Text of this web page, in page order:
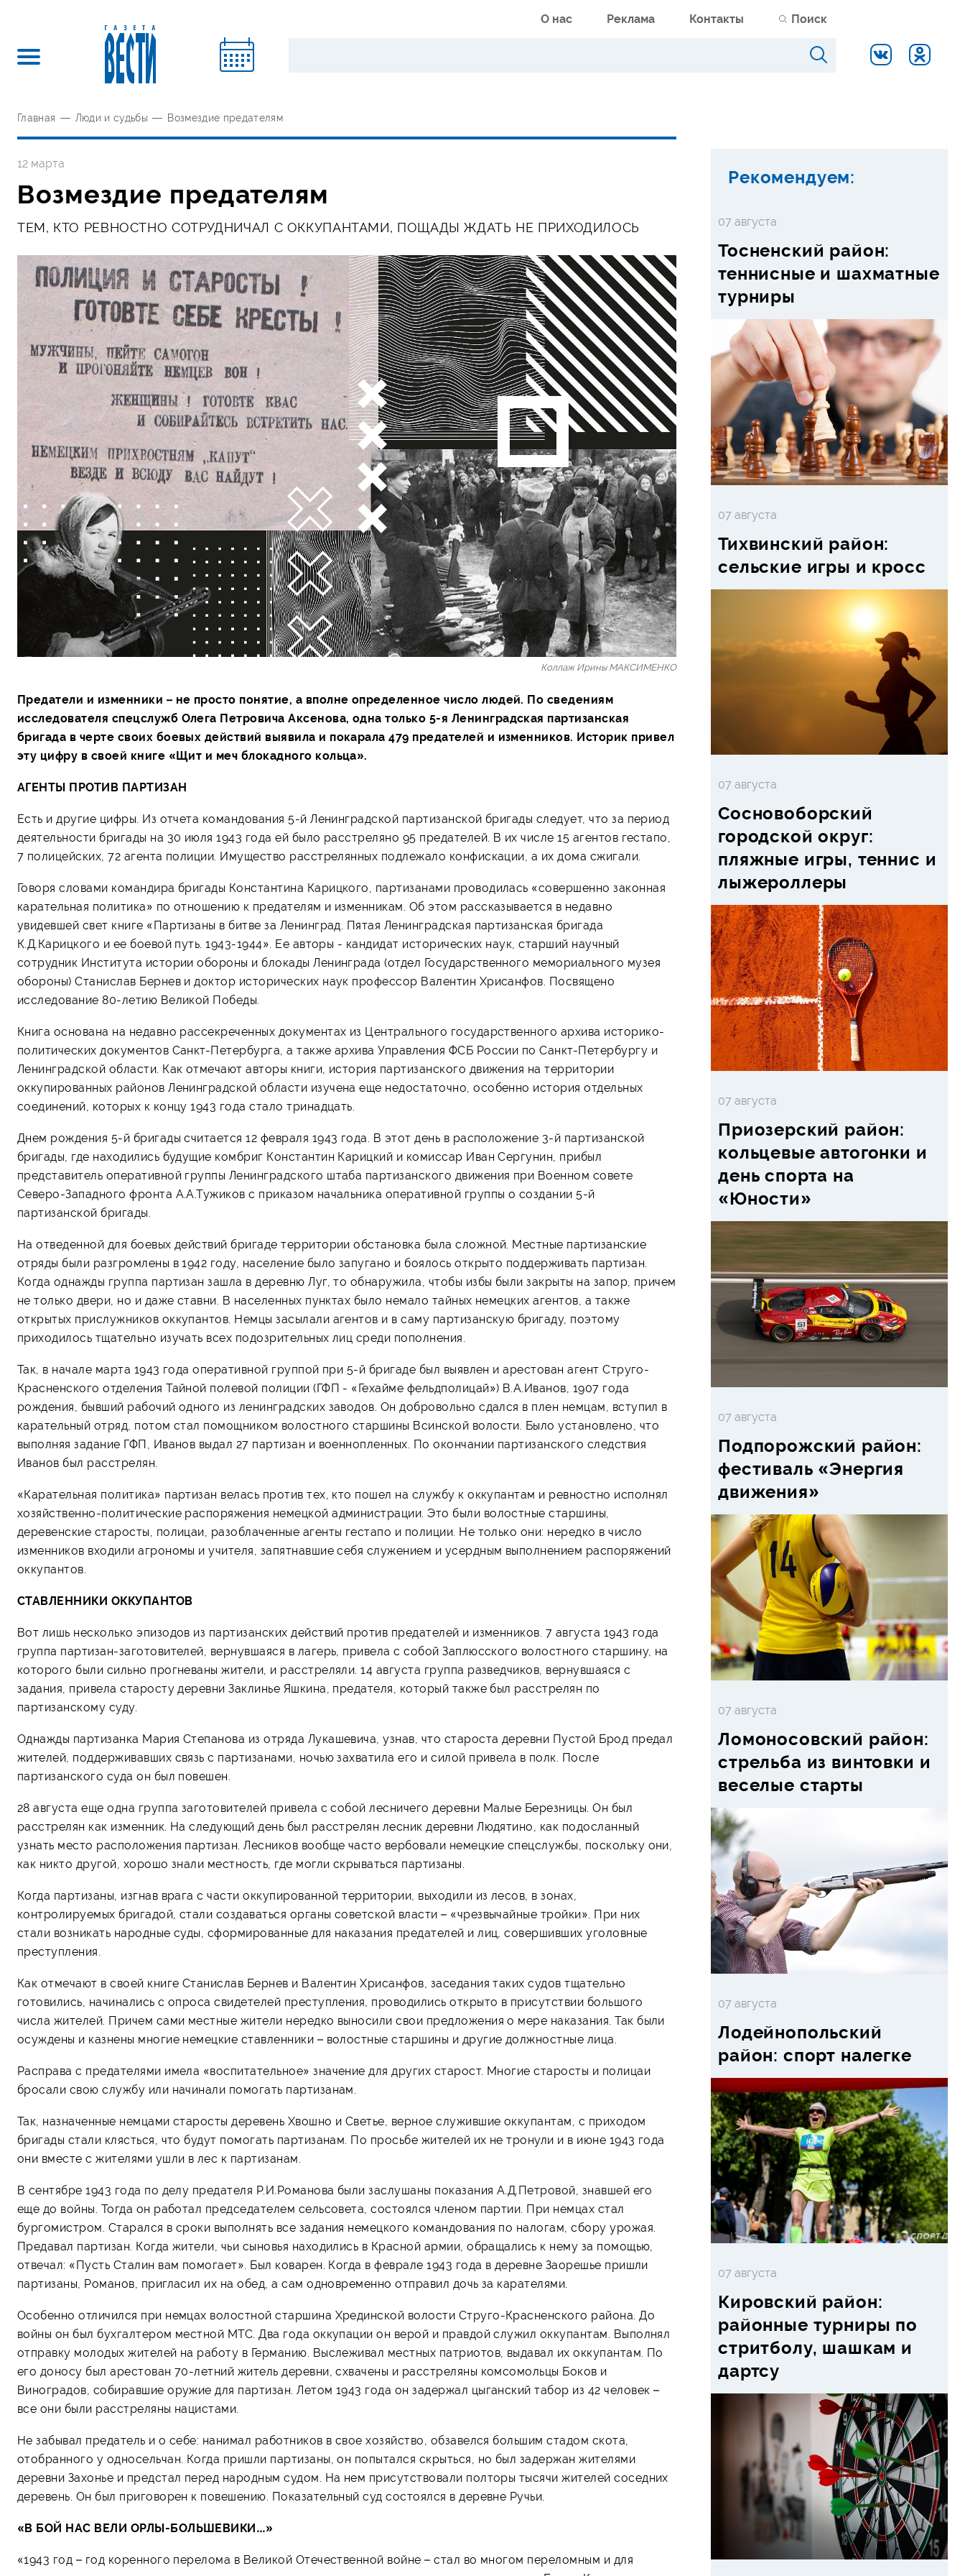
О нас Реклама Контакты Поиск
Главная — Люди и судьбы — Возмездие предателям
12 марта
Возмездие предателям
ТЕМ, КТО РЕВНОСТНО СОТРУДНИЧАЛ С ОККУПАНТАМИ, ПОЩАДЫ ЖДАТЬ НЕ ПРИХОДИЛОСЬ
Коллаж Ирины МАКСИМЕНКО
Предатели и изменники – не просто понятие, а вполне определенное число людей. По сведениям
исследователя спецслужб Олега Петровича Аксенова, одна только 5-я Ленинградская партизанская
бригада в черте своих боевых действий выявила и покарала 479 предателей и изменников. Историк привел
эту цифру в своей книге «Щит и меч блокадного кольца».
АГЕНТЫ ПРОТИВ ПАРТИЗАН
Есть и другие цифры. Из отчета командования 5-й Ленинградской партизанской бригады следует, что за период
деятельности бригады на 30 июля 1943 года ей было расстреляно 95 предателей. В их числе 15 агентов гестапо,
7 полицейских, 72 агента полиции. Имущество расстрелянных подлежало конфискации, а их дома сжигали.
Говоря словами командира бригады Константина Карицкого, партизанами проводилась «совершенно законная
карательная политика» по отношению к предателям и изменникам. Об этом рассказывается в недавно
увидевшей свет книге «Партизаны в битве за Ленинград. Пятая Ленинградская партизанская бригада
К.Д.Карицкого и ее боевой путь. 1943-1944». Ее авторы - кандидат исторических наук, старший научный
сотрудник Института истории обороны и блокады Ленинграда (отдел Государственного мемориального музея
обороны) Станислав Бернев и доктор исторических наук профессор Валентин Хрисанфов. Посвящено
исследование 80-летию Великой Победы.
Книга основана на недавно рассекреченных документах из Центрального государственного архива историко-
политических документов Санкт-Петербурга, а также архива Управления ФСБ России по Санкт-Петербургу и
Ленинградской области. Как отмечают авторы книги, история партизанского движения на территории
оккупированных районов Ленинградской области изучена еще недостаточно, особенно история отдельных
соединений, которых к концу 1943 года стало тринадцать.
Днем рождения 5-й бригады считается 12 февраля 1943 года. В этот день в расположение 3-й партизанской
бригады, где находились будущие комбриг Константин Карицкий и комиссар Иван Сергунин, прибыл
представитель оперативной группы Ленинградского штаба партизанского движения при Военном совете
Северо-Западного фронта А.А.Тужиков с приказом начальника оперативной группы о создании 5-й
партизанской бригады.
На отведенной для боевых действий бригаде территории обстановка была сложной. Местные партизанские
отряды были разгромлены в 1942 году, население было запугано и боялось открыто поддерживать партизан.
Когда однажды группа партизан зашла в деревню Луг, то обнаружила, чтобы избы были закрыты на запор, причем
не только двери, но и даже ставни. В населенных пунктах было немало тайных немецких агентов, а также
открытых прислужников оккупантов. Немцы засылали агентов и в саму партизанскую бригаду, поэтому
приходилось тщательно изучать всех подозрительных лиц среди пополнения.
Так, в начале марта 1943 года оперативной группой при 5-й бригаде был выявлен и арестован агент Струго-
Красненского отделения Тайной полевой полиции (ГФП - «Гехайме фельдполицай») В.А.Иванов, 1907 года
рождения, бывший рабочий одного из ленинградских заводов. Он добровольно сдался в плен немцам, вступил в
карательный отряд, потом стал помощником волостного старшины Всинской волости. Было установлено, что
выполняя задание ГФП, Иванов выдал 27 партизан и военнопленных. По окончании партизанского следствия
Иванов был расстрелян.
«Карательная политика» партизан велась против тех, кто пошел на службу к оккупантам и ревностно исполнял
хозяйственно-политические распоряжения немецкой администрации. Это были волостные старшины,
деревенские старосты, полицаи, разоблаченные агенты гестапо и полиции. Не только они: нередко в число
изменников входили агрономы и учителя, запятнавшие себя служением и усердным выполнением распоряжений
оккупантов.
СТАВЛЕННИКИ ОККУПАНТОВ
Вот лишь несколько эпизодов из партизанских действий против предателей и изменников. 7 августа 1943 года
группа партизан-заготовителей, вернувшаяся в лагерь, привела с собой Заплюсского волостного старшину, на
которого были сильно прогневаны жители, и расстреляли. 14 августа группа разведчиков, вернувшаяся с
задания, привела старосту деревни Заклинье Яшкина, предателя, который также был расстрелян по
партизанскому суду.
Однажды партизанка Мария Степанова из отряда Лукашевича, узнав, что староста деревни Пустой Брод предал
жителей, поддерживавших связь с партизанами, ночью захватила его и силой привела в полк. После
партизанского суда он был повешен.
28 августа еще одна группа заготовителей привела с собой лесничего деревни Малые Березницы. Он был
расстрелян как изменник. На следующий день был расстрелян лесник деревни Людятино, как подосланный
узнать место расположения партизан. Лесников вообще часто вербовали немецкие спецслужбы, поскольку они,
как никто другой, хорошо знали местность, где могли скрываться партизаны.
Когда партизаны, изгнав врага с части оккупированной территории, выходили из лесов, в зонах,
контролируемых бригадой, стали создаваться органы советской власти – «чрезвычайные тройки». При них
стали возникать народные суды, сформированные для наказания предателей и лиц, совершивших уголовные
преступления.
Как отмечают в своей книге Станислав Бернев и Валентин Хрисанфов, заседания таких судов тщательно
готовились, начинались с опроса свидетелей преступления, проводились открыто в присутствии большого
числа жителей. Причем сами местные жители нередко выносили свои предложения о мере наказания. Так были
осуждены и казнены многие немецкие ставленники – волостные старшины и другие должностные лица.
Расправа с предателями имела «воспитательное» значение для других старост. Многие старосты и полицаи
бросали свою службу или начинали помогать партизанам.
Так, назначенные немцами старосты деревень Хвошно и Светье, верное служившие оккупантам, с приходом
бригады стали клясться, что будут помогать партизанам. По просьбе жителей их не тронули и в июне 1943 года
они вместе с жителями ушли в лес к партизанам.
В сентябре 1943 года по делу предателя Р.И.Романова были заслушаны показания А.Д.Петровой, знавшей его
еще до войны. Тогда он работал председателем сельсовета, состоялся членом партии. При немцах стал
бургомистром. Старался в сроки выполнять все задания немецкого командования по налогам, сбору урожая.
Предавал партизан. Когда жители, чьи сыновья находились в Красной армии, обращались к нему за помощью,
отвечал: «Пусть Сталин вам помогает». Был коварен. Когда в феврале 1943 года в деревне Заорешье пришли
партизаны, Романов, пригласил их на обед, а сам одновременно отправил дочь за карателями.
Особенно отличился при немцах волостной старшина Хрединской волости Струго-Красненского района. До
войны он был бухгалтером местной МТС. Два года оккупации он верой и правдой служил оккупантам. Выполнял
отправку молодых жителей на работу в Германию. Выслеживал местных патриотов, выдавал их оккупантам. По
его доносу был арестован 70-летний житель деревни, схвачены и расстреляны комсомольцы Боков и
Виноградов, собиравшие оружие для партизан. Летом 1943 года он задержал цыганский табор из 42 человек –
все они были расстреляны нацистами.
Не забывал предатель и о себе: нанимал работников в свое хозяйство, обзавелся большим стадом скота,
отобранного у односельчан. Когда пришли партизаны, он попытался скрыться, но был задержан жителями
деревни Захонье и предстал перед народным судом. На нем присутствовали полторы тысячи жителей соседних
деревень. Он был приговорен к повешению. Показательный суд состоялся в деревне Ручьи.
«В БОЙ НАС ВЕЛИ ОРЛЫ-БОЛЬШЕВИКИ…»
«1943 год – год коренного перелома в Великой Отечественной войне – стал во многом переломным и для
Рекомендуем:
07 августа
Тосненский район:
теннисные и шахматные
турниры
07 августа
Тихвинский район:
сельские игры и кросс
07 августа
Сосновоборский
городской округ:
пляжные игры, теннис и
лыжероллеры
07 августа
Приозерский район:
кольцевые автогонки и
день спорта на
«Юности»
07 августа
Подпорожский район:
фестиваль «Энергия
движения»
07 августа
Ломоносовский район:
стрельба из винтовки и
веселые старты
07 августа
Лодейнопольский
район: спорт налегке
07 августа
Кировский район:
районные турниры по
стритболу, шашкам и
дартсу